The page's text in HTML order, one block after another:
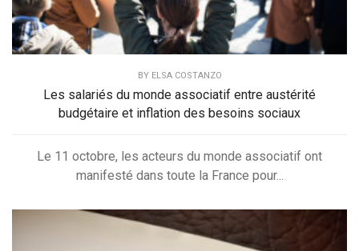
BY ELSA COSTANZO
Les salariés du monde associatif entre austérité
budgétaire et inflation des besoins sociaux
Le 11 octobre, les acteurs du monde associatif ont
manifesté dans toute la France pour...